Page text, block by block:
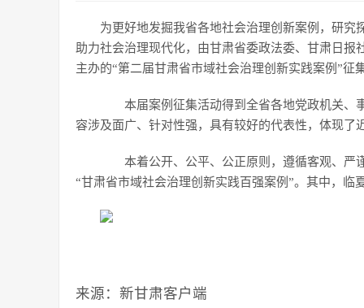
为更好地发掘我省各地社会治理创新案例，研
助力社会治理现代化，由甘肃省委政法委、甘肃日
主办的“第二届甘肃省市域社会治理创新实践案例”征
本届案例征集活动得到全省各地党政机关、
容涉及面广、针对性强，具有较好的代表性，体现
本着公开、公平、公正原则，遵循客观、严
“甘肃省市域社会治理创新实践百强案例”。其中，临
来源：新甘肃客户端